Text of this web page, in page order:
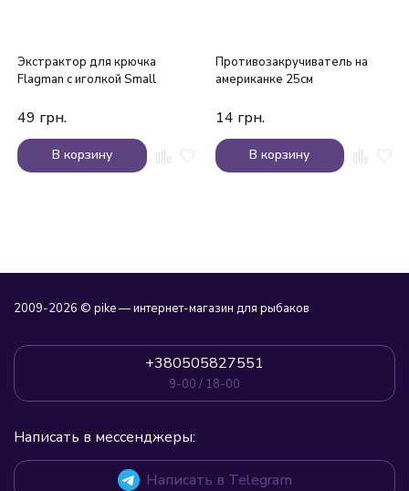
Экстрактор для крючка
Flagman с иголкой Small
49 грн.
В корзину
Противозакручиватель на
американке 25см
14 грн.
В корзину
2009-2026 © pike — интернет-магазин для рыбаков
+380505827551
9-00 / 18-00
Написать в мессенджеры:
Написать в Telegram